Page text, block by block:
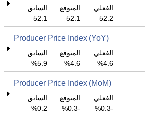
الفعلي:
52.2
المتوقع:
52.1
السابق:
52.1
Producer Price Index (YoY)
الفعلي:
4.6%
المتوقع:
4.6%
السابق:
5.9%
Producer Price Index (MoM)
الفعلي:
-0.3%
المتوقع:
-0.3%
السابق:
0.2%